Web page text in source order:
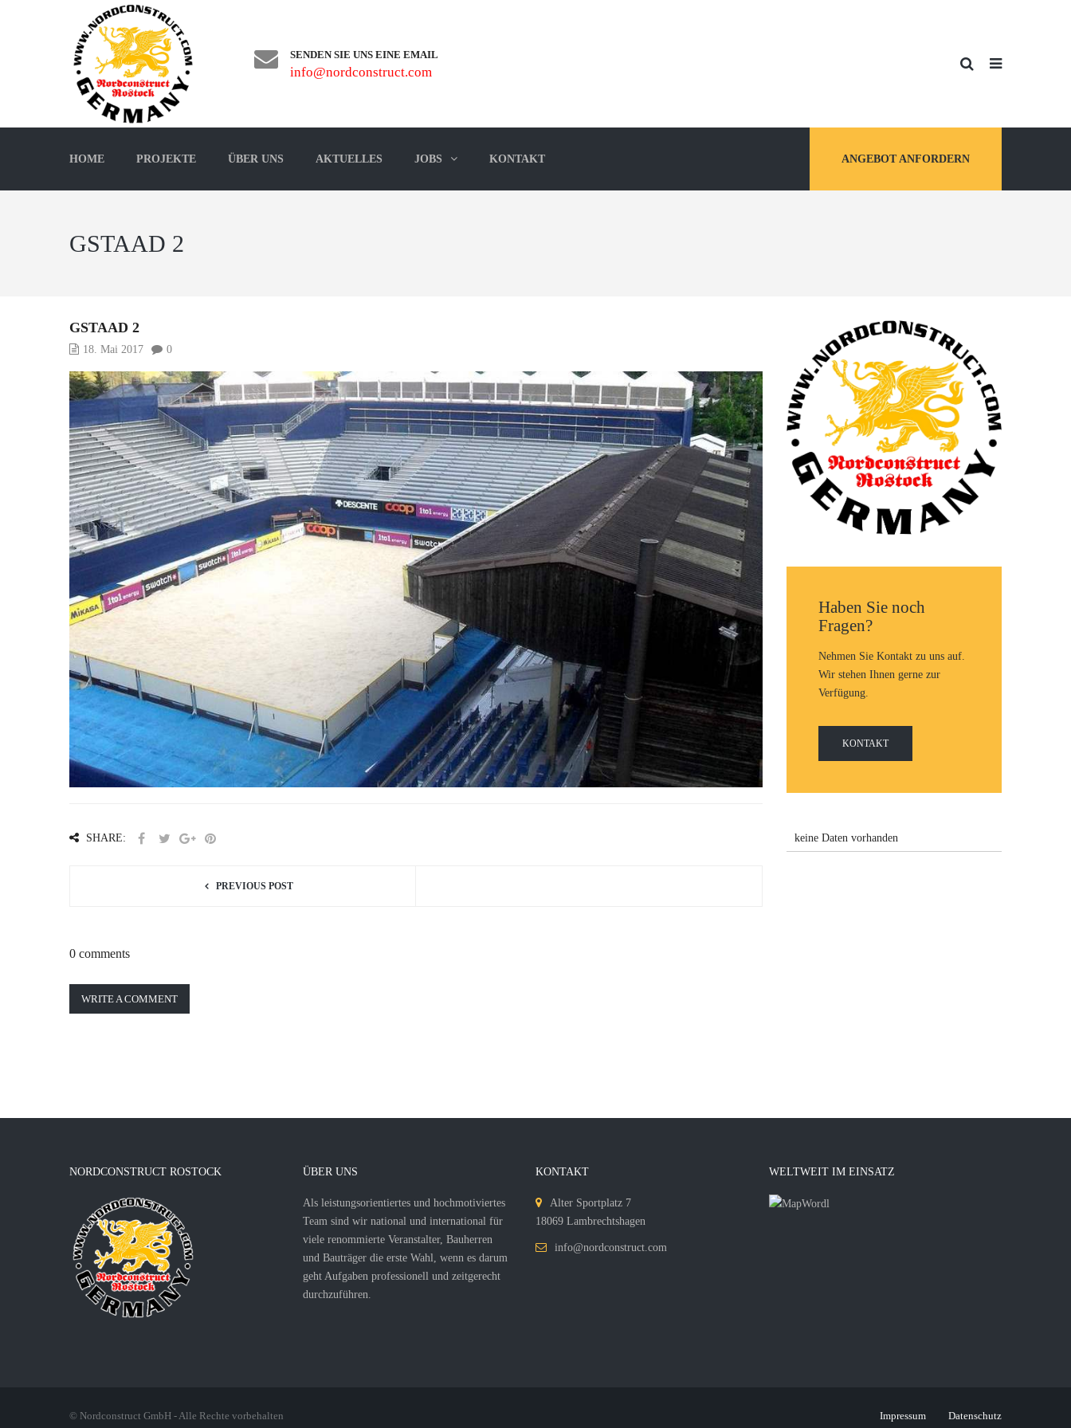
SENDEN SIE UNS EINE EMAIL
info@nordconstruct.com
HOME PROJEKTE ÜBER UNS AKTUELLES JOBS KONTAKT ANGEBOT ANFORDERN
GSTAAD 2
GSTAAD 2
18. Mai 2017 0
SHARE:
PREVIOUS POST
0 comments
WRITE A COMMENT
Haben Sie noch
Fragen?
Nehmen Sie Kontakt zu uns auf.
Wir stehen Ihnen gerne zur
Verfügung.
KONTAKT
keine Daten vorhanden
NORDCONSTRUCT ROSTOCK ÜBER UNS
Als leistungsorientiertes und hochmotiviertes
Team sind wir national und international für
viele renommierte Veranstalter, Bauherren
und Bauträger die erste Wahl, wenn es darum
geht Aufgaben professionell und zeitgerecht
durchzuführen.
KONTAKT
Alter Sportplatz 7
18069 Lambrechtshagen
info@nordconstruct.com
WELTWEIT IM EINSATZ
© Nordconstruct GmbH - Alle Rechte vorbehalten Impressum Datenschutz